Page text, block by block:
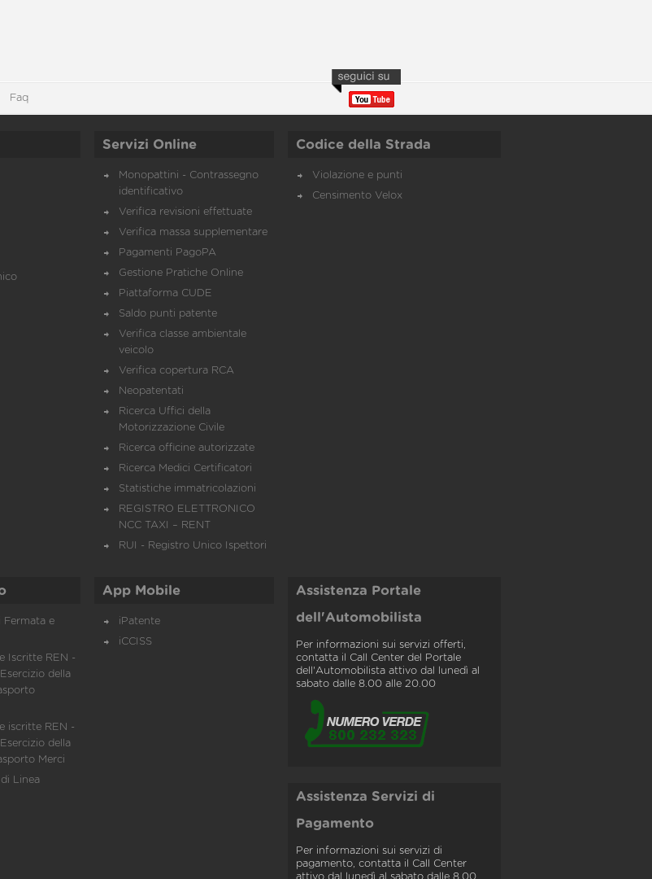
Faq
Servizi Online
Monopattini - Contrassegno
identificativo
Verifica revisioni effettuate
Verifica massa supplementare
Pagamenti PagoPA
Gestione Pratiche Online
Piattaforma CUDE
Saldo punti patente
Verifica classe ambientale
veicolo
Verifica copertura RCA
Neopatentati
Ricerca Uffici della
Motorizzazione Civile
Ricerca officine autorizzate
Ricerca Medici Certificatori
Statistiche immatricolazioni
REGISTRO ELETTRONICO
NCC TAXI – RENT
RUI - Registro Unico Ispettori
Codice della Strada
Violazione e punti
Censimento Velox
Fermata e
Iscritte REN -
della
iscritte REN -
della
Merci
Linea
App Mobile
iPatente
iCCISS
Assistenza Portale
dell'Automobilista
Per informazioni sui servizi offerti,
contatta il Call Center del Portale
dell'Automobilista attivo dal lunedì al
sabato dalle 8.00 alle 20.00
Assistenza Servizi di
Pagamento
Per informazioni sui servizi di
pagamento, contatta il Call Center